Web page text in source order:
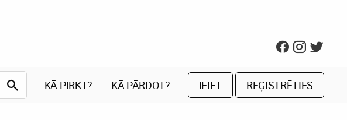
KĀ PIRKT? KĀ PĀRDOT? IEIET REĢISTRĒTIES